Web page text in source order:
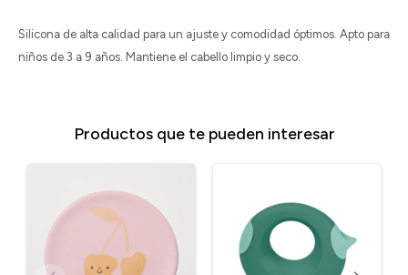
Silicona de alta calidad para un ajuste y comodidad óptimos. Apto para
niños de 3 a 9 años. Mantiene el cabello limpio y seco.
Productos que te pueden interesar